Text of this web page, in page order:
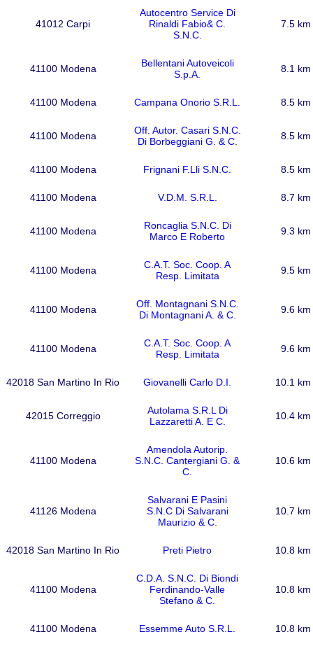
41012 Carpi
Autocentro Service Di
Rinaldi Fabio& C.
S.N.C.
7.5 km
41100 Modena
Bellentani Autoveicoli
S.p.A.
8.1 km
41100 Modena Campana Onorio S.R.L. 8.5 km
41100 Modena
Off. Autor. Casari S.N.C.
Di Borbeggiani G. & C.
8.5 km
41100 Modena Frignani F.Lli S.N.C. 8.5 km
41100 Modena V.D.M. S.R.L. 8.7 km
41100 Modena
Roncaglia S.N.C. Di
Marco E Roberto
9.3 km
41100 Modena
C.A.T. Soc. Coop. A
Resp. Limitata
9.5 km
41100 Modena
Off. Montagnani S.N.C.
Di Montagnani A. & C.
9.6 km
41100 Modena
C.A.T. Soc. Coop. A
Resp. Limitata
9.6 km
42018 San Martino In Rio Giovanelli Carlo D.I. 10.1 km
42015 Correggio
Autolama S.R.L Di
Lazzaretti A. E C.
10.4 km
41100 Modena
Amendola Autorip.
S.N.C. Cantergiani G. &
C.
10.6 km
41126 Modena
Salvarani E Pasini
S.N.C Di Salvarani
Maurizio & C.
10.7 km
42018 San Martino In Rio Preti Pietro 10.8 km
41100 Modena
C.D.A. S.N.C. Di Biondi
Ferdinando-Valle
Stefano & C.
10.8 km
41100 Modena Essemme Auto S.R.L. 10.8 km